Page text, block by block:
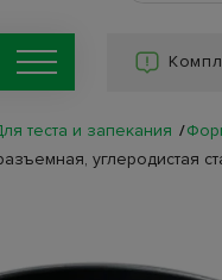
теста и запекания
углеродистая